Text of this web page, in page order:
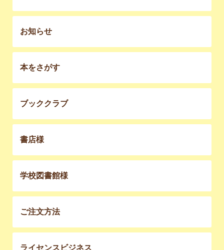
お知らせ
本をさがす
ブッククラブ
書店様
学校図書館様
ご注文方法
ライセンスビジネス